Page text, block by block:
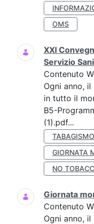
OMS
XXI
Servizio
Contenuto
Ogni anno, il
in tutto il
B5-
(1).pdf...
TABAGISMO
GIORNATA
NO
Giornata
Contenuto
Ogni anno, il